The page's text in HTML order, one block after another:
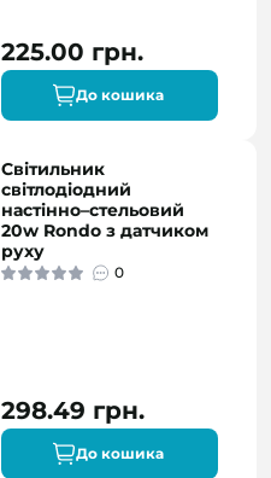
225.00 грн.
До кошика
Світильник
світлодіодний
настінно–стельовий
20w Rondo з датчиком
руху
0
298.49 грн.
До кошика